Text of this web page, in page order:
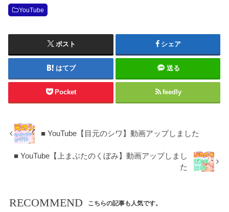
YouTube
ポスト シェア
はてブ 送る
Pocket feedly
■ YouTube【目元のシワ】動画アップしました
■ YouTube【上まぶたのくぼみ】動画アップしまし
た
RECOMMEND こちらの記事も人気です。